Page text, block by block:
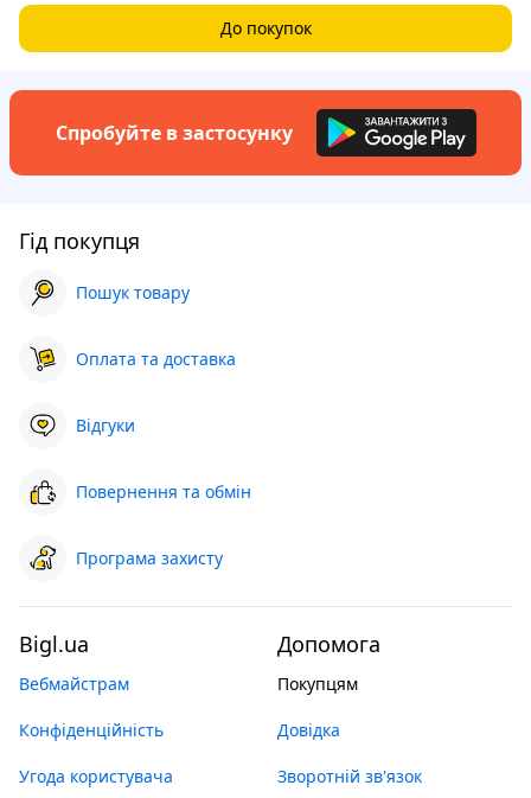
До покупок
Спробуйте в застосунку
Гід покупця
Пошук товару
Оплата та доставка
Відгуки
Повернення та обмін
Програма захисту
Bigl.ua
Вебмайстрам
Конфіденційність
Угода користувача
Допомога
Покупцям
Довідка
Зворотній зв'язок